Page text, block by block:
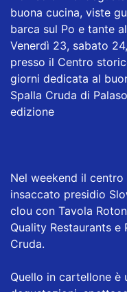
buona cucina, viste
barca sul Po e tante
Venerdì 23, sabato
presso il Centro
giorni dedicata al
Spalla Cruda di
edizione
Nel weekend il
insaccato presidio
clou con Tavola
Quality Restaurants e
Cruda.
Quello in cartellone è